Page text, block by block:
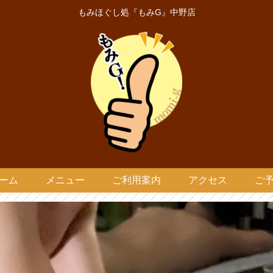
もみほぐし処『もみG』中野店
ム メニュー ご利用案内 アクセス ご